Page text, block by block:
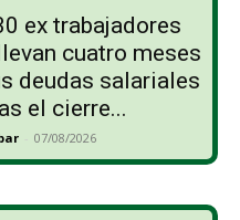
ex trabajadores
cuatro meses
deudas salariales
el cierre...
- 07/08/2026